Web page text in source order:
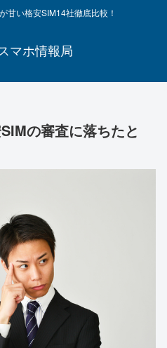
甘い格安SIM14社徹底比較！
マホ情報局
の審査に落ちたと